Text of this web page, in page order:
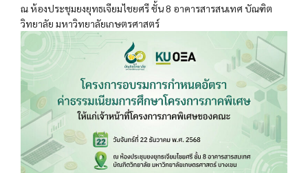
ณ ห้องประชุมยงยุทธเจียมไชยศรี ชั้น 8 อาคารสารสนเทศ บัณฑิต
วิทยาลัย มหาวิทยาลัยเกษตรศาสตร์